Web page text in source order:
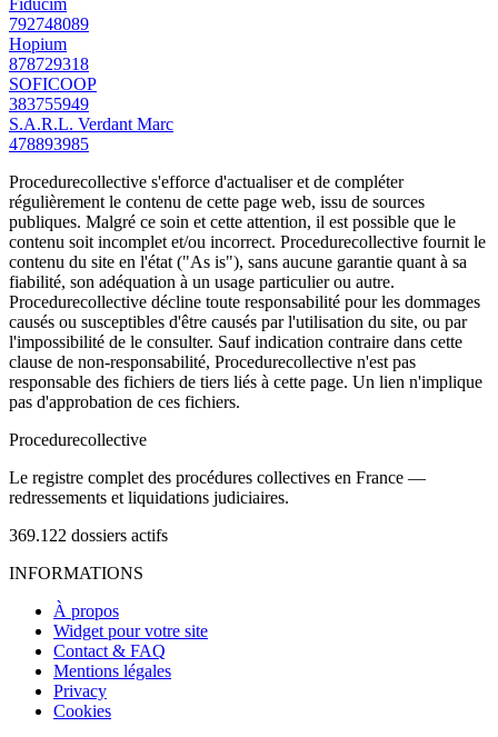
792748089
Hopium
878729318
SOFICOOP
383755949
S.A.R.L. Verdant Marc
478893985
Procedurecollective s'efforce d'actualiser et de compléter
régulièrement le contenu de cette page web, issu de sources
publiques. Malgré ce soin et cette attention, il est possible que le
contenu soit incomplet et/ou incorrect. Procedurecollective fournit le
contenu du site en l'état ("As is"), sans aucune garantie quant à sa
fiabilité, son adéquation à un usage particulier ou autre.
Procedurecollective décline toute responsabilité pour les dommages
causés ou susceptibles d'être causés par l'utilisation du site, ou par
l'impossibilité de le consulter. Sauf indication contraire dans cette
clause de non-responsabilité, Procedurecollective n'est pas
responsable des fichiers de tiers liés à cette page. Un lien n'implique
pas d'approbation de ces fichiers.
Procedurecollective
Le registre complet des procédures collectives en France —
redressements et liquidations judiciaires.
369.122 dossiers actifs
INFORMATIONS
À propos
Widget pour votre site
Contact & FAQ
Mentions légales
Privacy
Cookies